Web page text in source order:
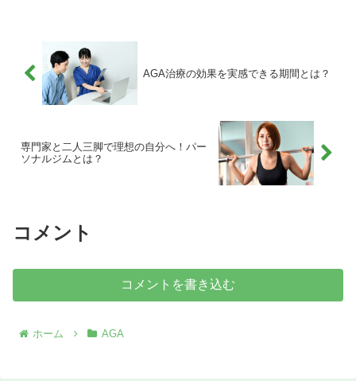
角的なアプローチで発毛を実感したい方
AGA治療の効果を実感できる期間とは？
専門家と二人三脚で理想の自分へ！パー
ソナルジムとは？
コメント
コメントを書き込む
ホーム AGA